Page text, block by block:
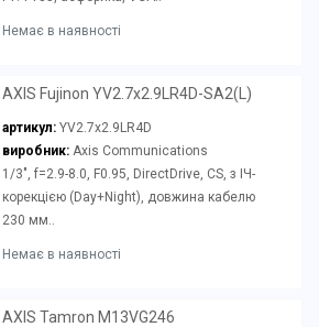
Немає в наявності
AXIS Fujinon YV2.7x2.9LR4D-SA2(L)
артикул: YV2.7x2.9LR4D
виробник:Axis Communications
1/3", f=2.9-8.0, F0.95, DirectDrive, CS, з ІЧ-
корекцією (Day+Night), довжина кабелю
230 мм..
Немає в наявності
AXIS Tamron M13VG246